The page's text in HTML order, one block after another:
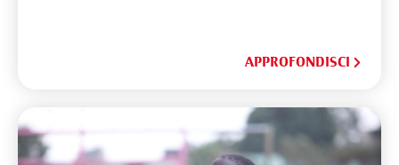
APPROFONDISCI